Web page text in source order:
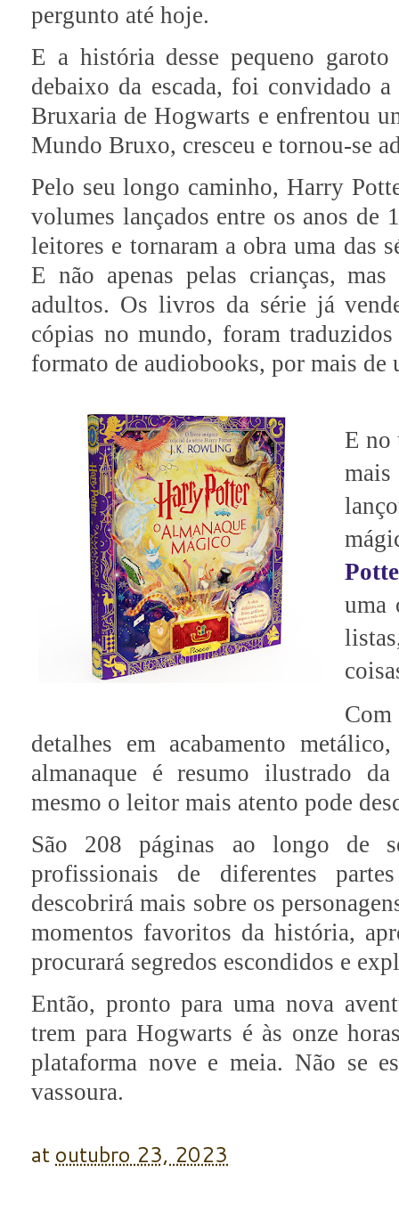
pergunto até hoje.
E a história desse pequeno
debaixo da escada, foi convidado
Bruxaria de Hogwarts e enfrentou
Mundo Bruxo, cresceu e tornou-se
Pelo seu longo caminho, Harry
volumes lançados entre os anos de
leitores e tornaram a obra uma das
E não apenas pelas crianças,
adultos. Os livros da série já
cópias no mundo, foram
formato de audiobooks, por mais de
E no
mais
uma
detalhes em acabamento
almanaque é resumo ilustrado
mesmo o leitor mais atento pode
São 208 páginas ao longo de
profissionais de diferentes
descobrirá mais sobre os
momentos favoritos da história,
procurará segredos escondidos e
Então, pronto para uma nova
trem para Hogwarts é às onze
plataforma nove e meia. Não se
vassoura.
at outubro 23, 2023